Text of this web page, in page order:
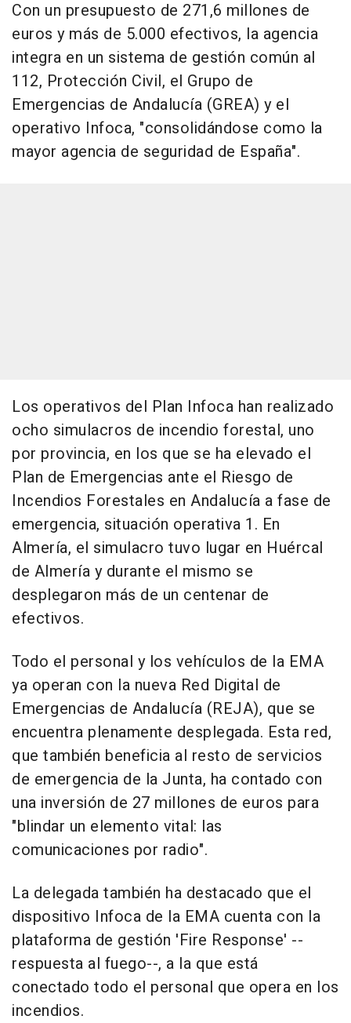
Con un presupuesto de 271,6 millones de
euros y más de 5.000 efectivos, la agencia
integra en un sistema de gestión común al
112, Protección Civil, el Grupo de
Emergencias de Andalucía (GREA) y el
operativo Infoca, "consolidándose como la
mayor agencia de seguridad de España".
Los operativos del Plan Infoca han realizado
ocho simulacros de incendio forestal, uno
por provincia, en los que se ha elevado el
Plan de Emergencias ante el Riesgo de
Incendios Forestales en Andalucía a fase de
emergencia, situación operativa 1. En
Almería, el simulacro tuvo lugar en Huércal
de Almería y durante el mismo se
desplegaron más de un centenar de
efectivos.
Todo el personal y los vehículos de la EMA
ya operan con la nueva Red Digital de
Emergencias de Andalucía (REJA), que se
encuentra plenamente desplegada. Esta red,
que también beneficia al resto de servicios
de emergencia de la Junta, ha contado con
una inversión de 27 millones de euros para
"blindar un elemento vital: las
comunicaciones por radio".
La delegada también ha destacado que el
dispositivo Infoca de la EMA cuenta con la
plataforma de gestión 'Fire Response' --
respuesta al fuego--, a la que está
conectado todo el personal que opera en los
incendios.